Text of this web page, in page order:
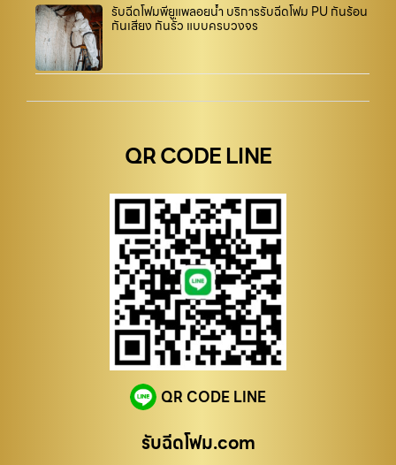
รับฉีดโฟมพียูแพลอยน้ำ บริการรับฉีดโฟม PU กันร้อน
กันเสียง กันรั่ว แบบครบวงจร
QR CODE LINE
QR CODE LINE
รับฉีดโฟม.com